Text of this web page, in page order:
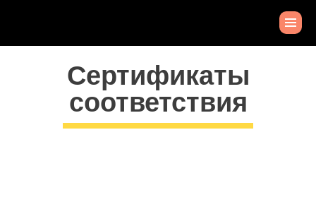
Сертификаты
соответствия